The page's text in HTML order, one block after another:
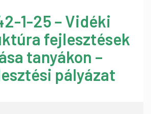
1-25 – Vidéki
fejlesztések
tanyákon –
pályázat